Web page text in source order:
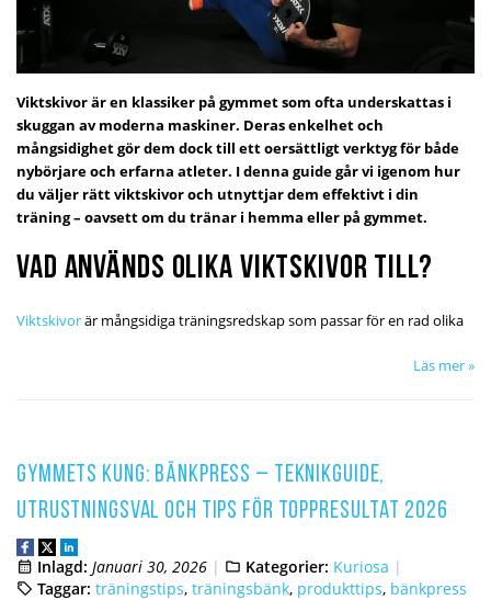
Viktskivor är en klassiker på gymmet som ofta underskattas i
skuggan av moderna maskiner. Deras enkelhet och
mångsidighet gör dem dock till ett oersättligt verktyg för både
nybörjare och erfarna atleter. I denna guide går vi igenom hur
du väljer rätt viktskivor och utnyttjar dem effektivt i din
träning – oavsett om du tränar i hemma eller på gymmet.
Vad används olika viktskivor till?
Viktskivorär mångsidiga träningsredskap som passar för en rad olika
Läs mer »
Gymmets kung: Bänkpress – Teknikguide,
utrustningsval och tips för toppresultat 2026
Inlagd: Januari 30, 2026 Kategorier: Kuriosa
Taggar: träningstips, träningsbänk, produkttips, bänkpress